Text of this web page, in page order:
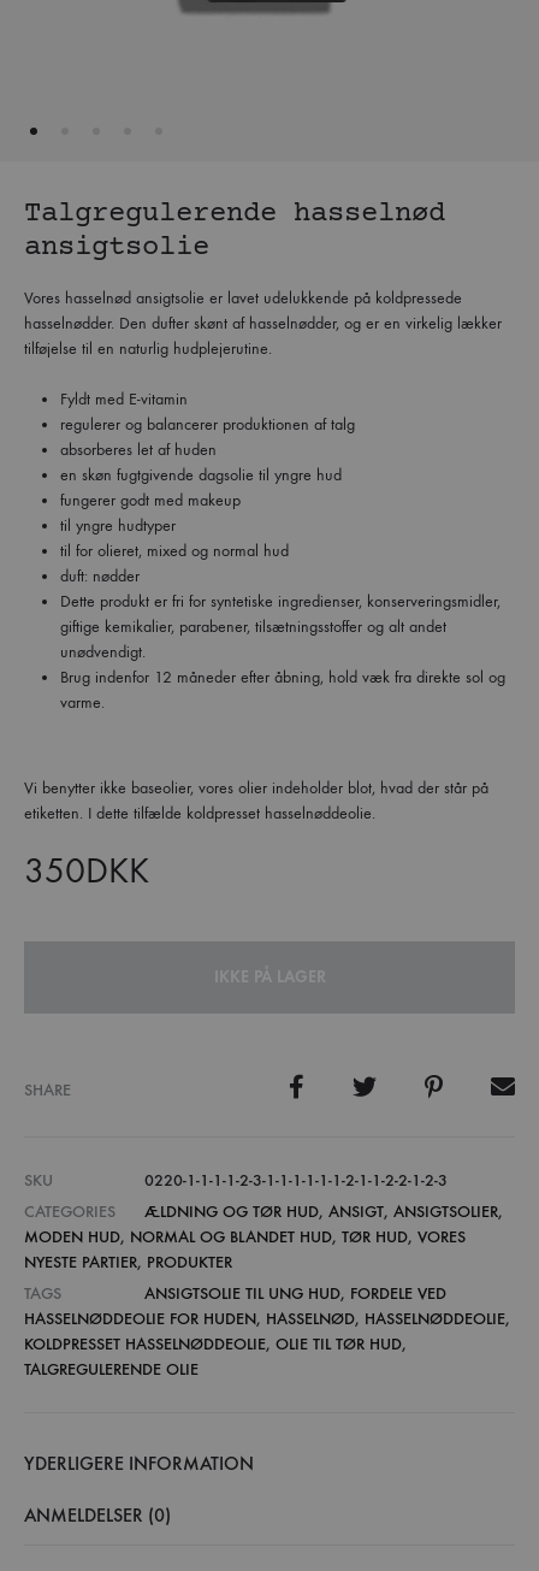
Talgregulerende hasselnød
ansigtsolie
Vores hasselnød ansigtsolie er lavet udelukkende på koldpressede
hasselnødder. Den dufter skønt af hasselnødder, og er en virkelig lækker
tilføjelse til en naturlig hudplejerutine.
Fyldt med E-vitamin
regulerer og balancerer produktionen af talg
absorberes let af huden
en skøn fugtgivende dagsolie til yngre hud
fungerer godt med makeup
til yngre hudtyper
til for olieret, mixed og normal hud
duft: nødder
Dette produkt er fri for syntetiske ingredienser, konserveringsmidler,
giftige kemikalier, parabener, tilsætningsstoffer og alt andet
unødvendigt.
Brug indenfor 12 måneder efter åbning, hold væk fra direkte sol og
varme.
Vi benytter ikke baseolier, vores olier indeholder blot, hvad der står på
etiketten. I dette tilfælde koldpresset hasselnøddeolie.
350DKK
IKKE PÅ LAGER
SHARE
SKU
0220-1-1-1-1-2-3-1-1-1-1-1-1-2-1-1-2-2-1-2-3
CATEGORIES
ÆLDNING OG TØR HUD, ANSIGT, ANSIGTSOLIER,
MODEN HUD, NORMAL OG BLANDET HUD, TØR HUD, VORES
NYESTE PARTIER, PRODUKTER
TAGS
ANSIGTSOLIE TIL UNG HUD, FORDELE VED
HASSELNØDDEOLIE FOR HUDEN, HASSELNØD, HASSELNØDDEOLIE,
KOLDPRESSET HASSELNØDDEOLIE, OLIE TIL TØR HUD,
TALGREGULERENDE OLIE
YDERLIGERE INFORMATION
ANMELDELSER (0)